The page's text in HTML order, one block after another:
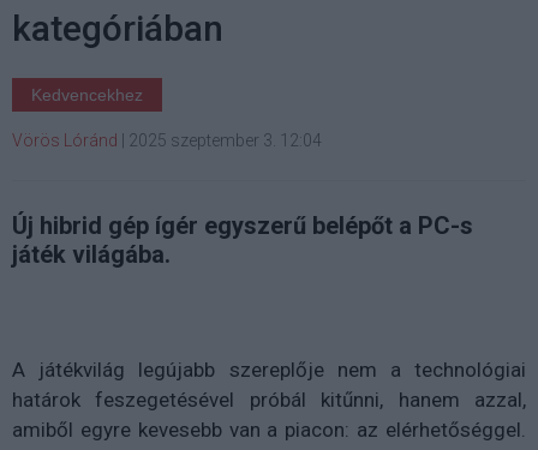
kategóriában
Kedvencekhez
Vörös Lóránd | 2025 szeptember 3. 12:04
Új hibrid gép ígér egyszerű belépőt a PC-s
játék világába.
A játékvilág legújabb szereplője nem a technológiai
határok feszegetésével próbál kitűnni, hanem azzal,
amiből egyre kevesebb van a piacon: az elérhetőséggel.